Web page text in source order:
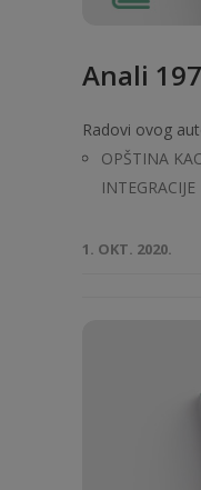
Anali
Radovi ovog
OPŠTINA
1. OKT. 2020.